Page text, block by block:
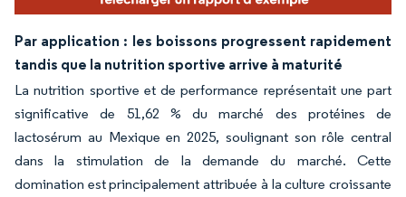
Par application : les boissons progressent rapidement
tandis que la nutrition sportive arrive à maturité
La nutrition sportive et de performance représentait une part
significative de 51,62 % du marché des protéines de
lactosérum au Mexique en 2025, soulignant son rôle central
dans la stimulation de la demande du marché. Cette
domination est principalement attribuée à la culture croissante